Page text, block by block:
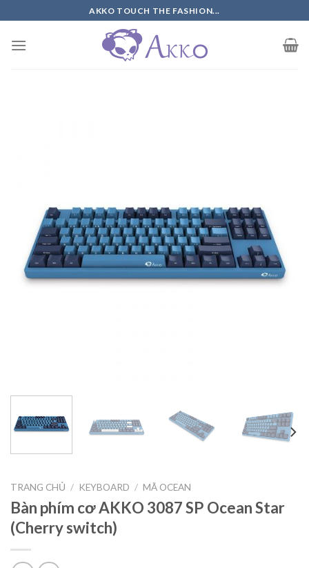
to
content
AKKO TOUCH THE FASHION...
TRANG CHỦ / KEYBOARD / MÃ OCEAN
Bàn phím cơ AKKO 3087 SP Ocean Star
(Cherry switch)